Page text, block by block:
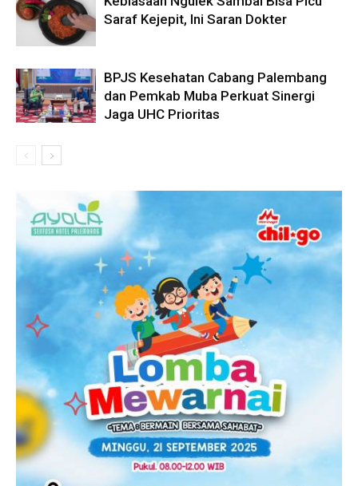
Saraf Kejepit, Ini Saran Dokter
BPJS Kesehatan Cabang Palembang
dan Pemkab Muba Perkuat Sinergi
Jaga UHC Prioritas